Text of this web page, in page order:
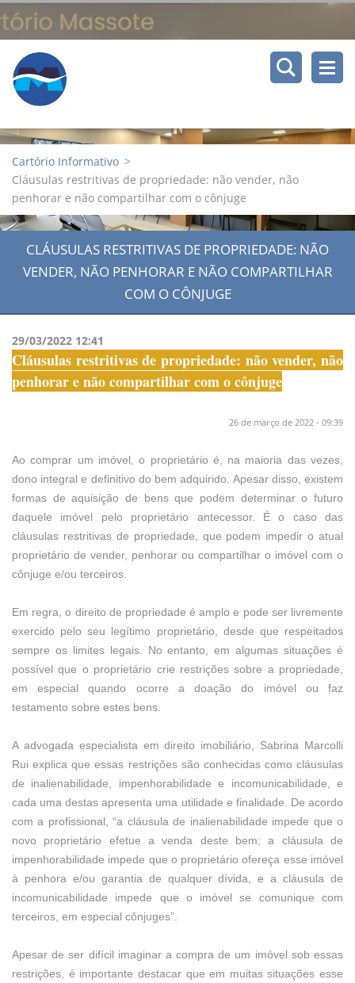
Cartório Informativo >
Cláusulas restritivas de propriedade: não vender, não
penhorar e não compartilhar com o cônjuge
CLÁUSULAS RESTRITIVAS DE PROPRIEDADE: NÃO
VENDER, NÃO PENHORAR E NÃO COMPARTILHAR
COM O CÔNJUGE
29/03/2022 12:41
Cláusulas restritivas de propriedade: não vender, não
penhorar e não compartilhar com o cônjuge
26 de março de 2022 - 09:39
Ao comprar um imóvel, o proprietário é, na maioria das vezes,
dono integral e definitivo do bem adquirido. Apesar disso, existem
formas de aquisição de bens que podem determinar o futuro
daquele imóvel pelo proprietário antecessor. É o caso das
cláusulas restritivas de propriedade, que podem impedir o atual
proprietário de vender, penhorar ou compartilhar o imóvel com o
cônjuge e/ou terceiros.
Em regra, o direito de propriedade é amplo e pode ser livremente
exercido pelo seu legítimo proprietário, desde que respeitados
sempre os limites legais. No entanto, em algumas situações é
possível que o proprietário crie restrições sobre a propriedade,
em especial quando ocorre a doação do imóvel ou faz
testamento sobre estes bens.
A advogada especialista em direito imobiliário, Sabrina Marcolli
Rui explica que essas restrições são conhecidas como cláusulas
de inalienabilidade, impenhorabilidade e incomunicabilidade, e
cada uma destas apresenta uma utilidade e finalidade. De acordo
com a profissional, “a cláusula de inalienabilidade impede que o
novo proprietário efetue a venda deste bem; a cláusula de
impenhorabilidade impede que o proprietário ofereça esse imóvel
à penhora e/ou garantia de qualquer dívida, e a cláusula de
incomunicabilidade impede que o imóvel se comunique com
terceiros, em especial cônjuges”.
Apesar de ser difícil imaginar a compra de um imóvel sob essas
restrições, é importante destacar que em muitas situações esse